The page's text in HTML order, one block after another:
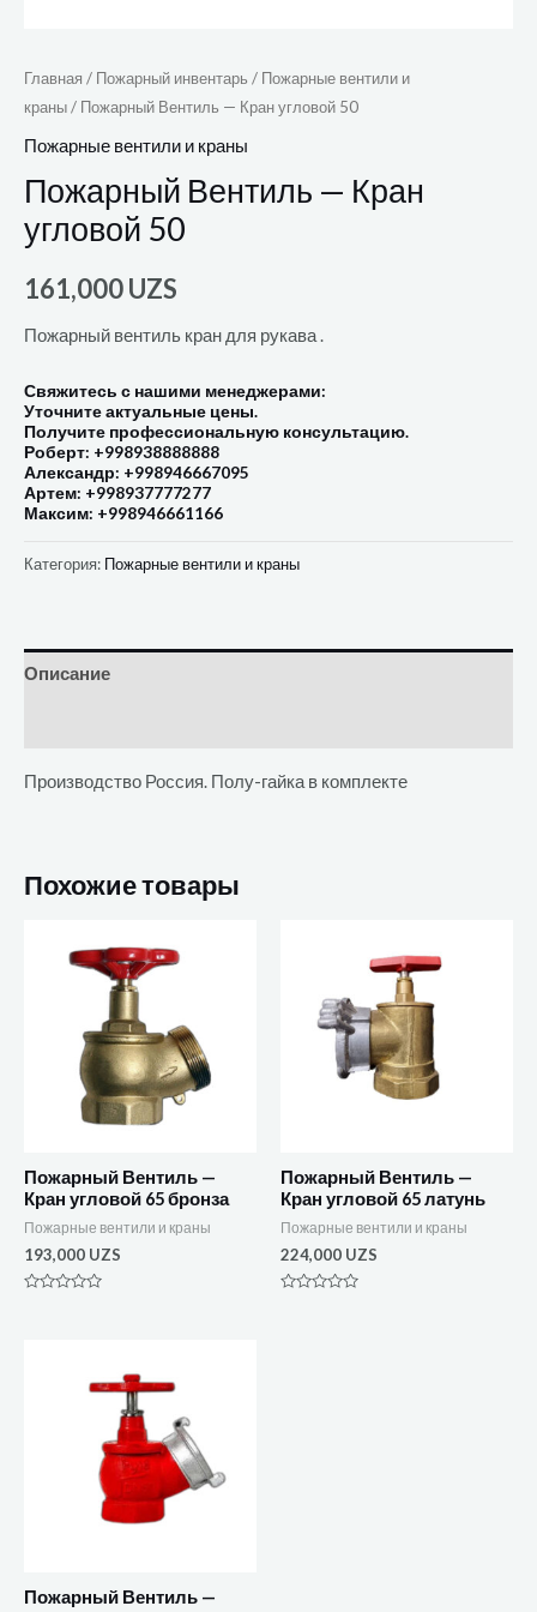
Главная / Пожарный инвентарь / Пожарные вентили и
краны/ Пожарный Вентиль — Кран угловой 50
Пожарные вентили и краны
Пожарный Вентиль — Кран
угловой 50
161,000UZS
Пожарный вентиль кран для рукава .
Свяжитесь с нашими менеджерами:
Уточните актуальные цены.
Получите профессиональную консультацию.
Роберт: +998938888888
Александр: +998946667095
Артем: +998937777277
Максим: +998946661166
Категория: Пожарные вентили и краны
Описание
Производство Россия. Полу-гайка в комплекте
Похожие товары
Пожарный Вентиль —
Кран угловой 65 бронза
Пожарные вентили и краны
193,000 UZS
Пожарный Вентиль —
Кран угловой 65 латунь
Пожарные вентили и краны
224,000 UZS
Пожарный Вентиль —